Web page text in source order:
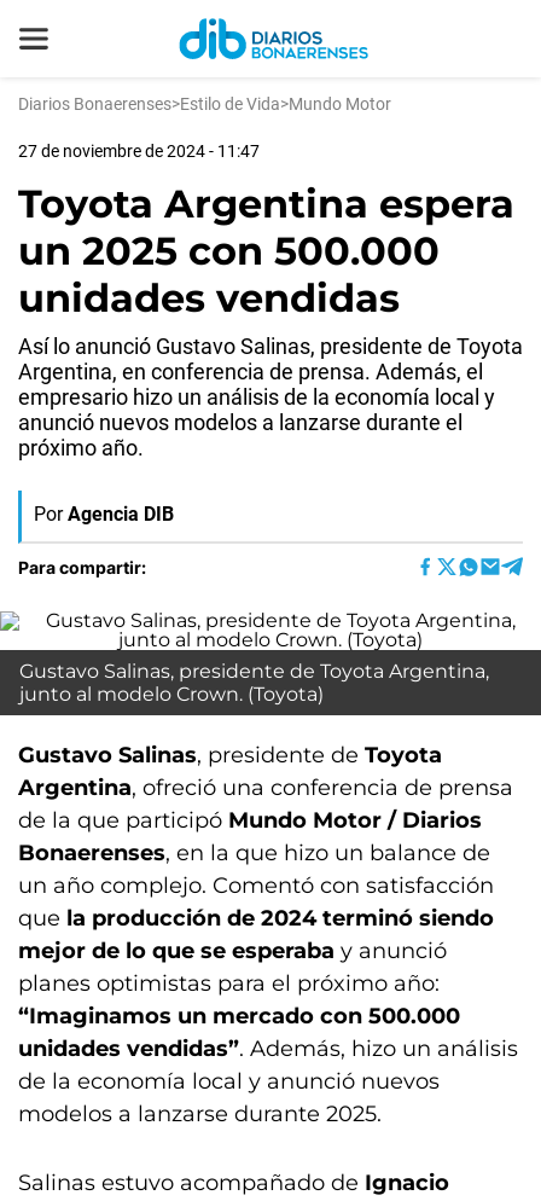
Diarios Bonaerenses>Estilo de Vida>Mundo Motor
27 de noviembre de 2024 - 11:47
Toyota Argentina espera
un 2025 con 500.000
unidades vendidas
Así lo anunció Gustavo Salinas, presidente de Toyota
Argentina, en conferencia de prensa. Además, el
empresario hizo un análisis de la economía local y
anunció nuevos modelos a lanzarse durante el
próximo año.
Por Agencia DIB
Para compartir:
Gustavo Salinas, presidente de Toyota Argentina,
junto al modelo Crown. (Toyota)
Gustavo Salinas, presidente de Toyota
Argentina, ofreció una conferencia de prensa
de la que participó Mundo Motor / Diarios
Bonaerenses, en la que hizo un balance de
un año complejo. Comentó con satisfacción
que la producción de 2024 terminó siendo
mejor de lo que se esperaba y anunció
planes optimistas para el próximo año:
“Imaginamos un mercado con 500.000
unidades vendidas”. Además, hizo un análisis
de la economía local y anunció nuevos
modelos a lanzarse durante 2025.
Salinas estuvo acompañado de Ignacio